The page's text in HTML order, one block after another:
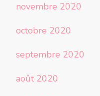
novembre 2020
octobre 2020
septembre 2020
août 2020